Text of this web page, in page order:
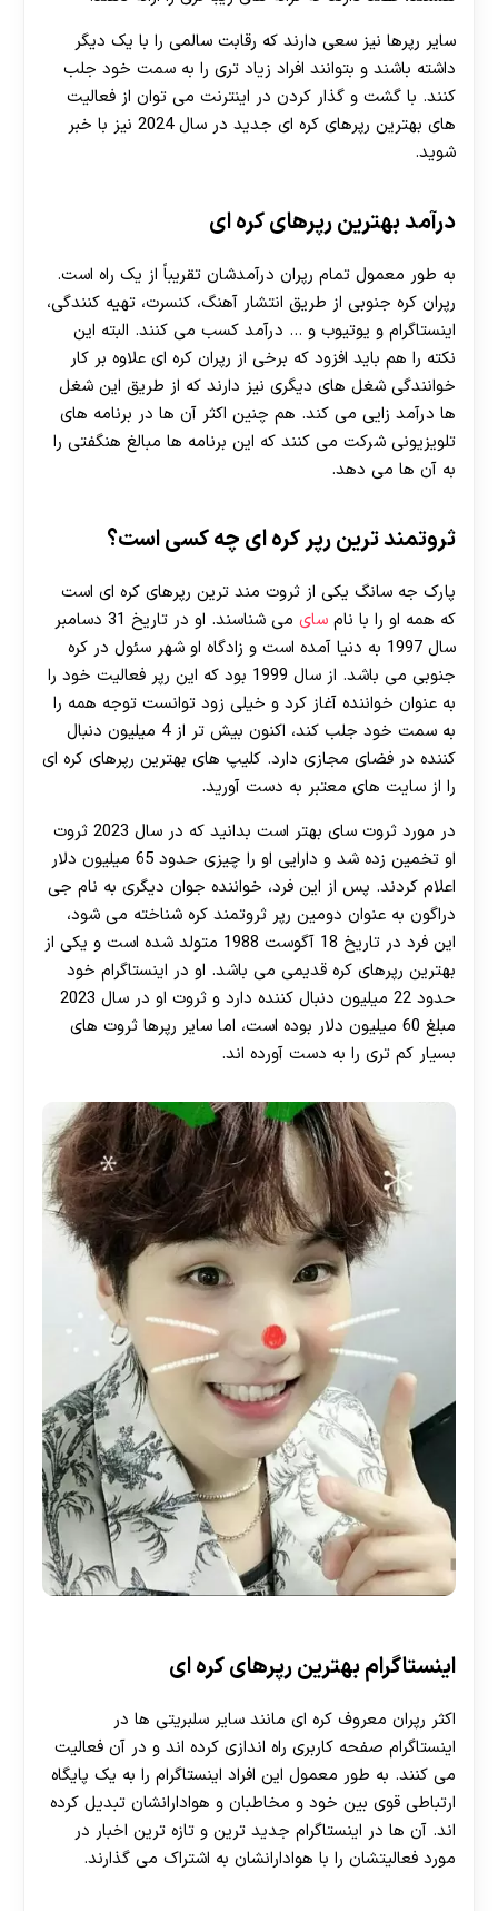
30 تا 50 درصد شارژ هدیه بیشتر فقط با ثبت نام در
هات بت
سایر رپرها نیز سعی دارند که رقابت سالمی را با یک دیگر
داشته باشند و بتوانند افراد زیاد تری را به سمت خود جلب
کنند. با گشت و گذار کردن در اینترنت می توان از فعالیت
های بهترین رپرهای کره ای جدید در سال 2024 نیز با خبر
شوید.
درآمد بهترین رپرهای کره ای
به طور معمول تمام رپران درآمدشان تقریباً از یک راه است.
رپران کره جنوبی از طریق انتشار آهنگ، کنسرت، تهیه کنندگی،
اینستاگرام و یوتیوب و … درآمد کسب می‌ کنند. البته این
نکته را هم باید افزود که برخی از رپران کره ای علاوه بر کار
خوانندگی شغل‌ های دیگری نیز دارند که از طریق این شغل‌
ها درآمد زایی می کند. هم چنین اکثر آن ها در برنامه های
تلویزیونی شرکت می‌ کنند که این برنامه‌ ها مبالغ هنگفتی را
به آن ها می‌ دهد.
ثروتمند ترین رپر کره ای چه کسی است؟
پارک جه سانگ یکی از ثروت مند ترین رپرهای کره ای است
که همه او را با نام سای
می شناسند. او در تاریخ 31 دسامبر
سال 1997 به دنیا آمده است و زادگاه او شهر سئول در کره
جنوبی می باشد. از سال 1999 بود که این رپر فعالیت خود را
به عنوان خواننده آغاز کرد و خیلی زود توانست توجه همه را
به سمت خود جلب کند، اکنون بیش تر از 4 میلیون دنبال
کننده در فضای مجازی دارد. کلیپ های بهترین رپرهای کره ای
را از سایت های معتبر به دست آورید.
در مورد ثروت سای بهتر است بدانید که در سال 2023 ثروت
او تخمین زده شد و دارایی او را چیزی حدود 65 میلیون دلار
اعلام کردند. پس از این فرد، خواننده جوان دیگری به نام جی
دراگون به عنوان دومین رپر ثروتمند کره شناخته می شود،
این فرد در تاریخ 18 آگوست 1988 متولد شده است و یکی از
بهترین رپرهای کره قدیمی می باشد. او در اینستاگرام خود
حدود 22 میلیون دنبال کننده دارد و ثروت او در سال 2023
مبلغ 60 میلیون دلار بوده است، اما سایر رپرها ثروت های
بسیار کم تری را به دست آورده اند.
اینستاگرام بهترین رپرهای کره ای
اکثر رپران معروف کره ای مانند سایر سلبریتی ها در
اینستاگرام صفحه کاربری راه اندازی کرده اند و در آن فعالیت
می‌ کنند. به طور معمول این افراد اینستاگرام را به یک پایگاه
ارتباطی قوی بین خود و مخاطبان و هوادارانشان تبدیل کرده
اند. آن ها در اینستاگرام جدید ترین و تازه ترین اخبار در
مورد فعالیتشان را با هوادارانشان به اشتراک می‌ گذارند.